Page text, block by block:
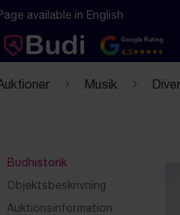
version av denna sida
available in English
Google Rating
4.5
Musik
Budhistorik
Objektsbeskrivning
Auktionsinformation